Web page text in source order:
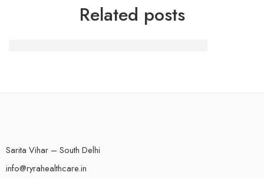
Related posts
Sarita Vihar – South Delhi
info@ryrahealthcare.in